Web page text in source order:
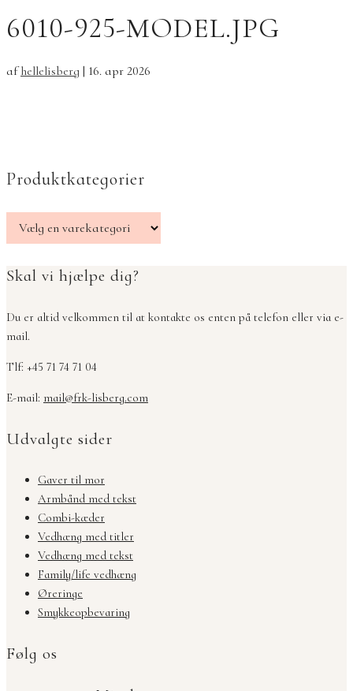
6010-925-MODEL.JPG
afhellelisberg | 16. apr 2026
Produktkategorier
Skal vi hjælpe dig?
Du er altid velkommen til at kontakte os enten på telefon eller via e-
mail.
Tlf: +45 71 74 71 04
E-mail: mail@frk-lisberg.com
Udvalgte sider
Gaver til mor
Armbånd med tekst
Combi-kæder
Vedhæng med titler
Vedhæng med tekst
Family/life vedhæng
Øreringe
Smykkeopbevaring
Følg os